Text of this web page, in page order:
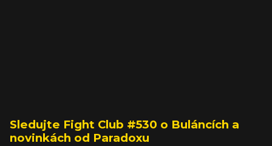
Sledujte Fight Club #530 o Buláncích a
novinkách od Paradoxu